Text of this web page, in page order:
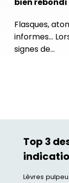
bien rebondi
Flasques,
informes…
signes de…
Top 3
Lèvres